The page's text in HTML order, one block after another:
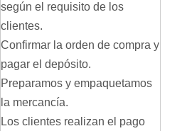
según el requisito de los
clientes.
Confirmar la orden de compra y
pagar el depósito.
Preparamos y empaquetamos
la mercancía.
Los clientes realizan el pago